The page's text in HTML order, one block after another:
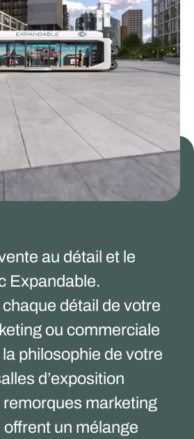
au détail et le
Expandable.
détail de votre
ou commerciale
philosophie de votre
d’exposition
marketing
un mélange